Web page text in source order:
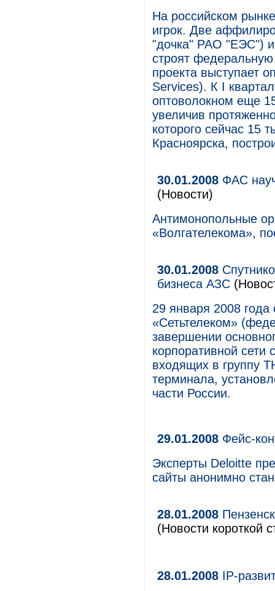
На российском
игрок. Две
"дочка" РАО "ЕЭС") и
строят
проекта выступает
Services). К I
оптоволокном еще
увеличив
которого сейчас 15
Красноярска,
30.01.2008 ФАС
(Новости)
Антимонопольные
«Волгателекома»,
30.01.2008
бизнеса АЗС
29 января 2008 года
«Сетьтелеком»
завершении
корпоративной
входящих в группу
терминала,
части России.
29.01.2008 Фейс-
Эксперты Deloitte
сайты анонимно
28.01.2008
(Новости короткой
28.01.2008 IP-